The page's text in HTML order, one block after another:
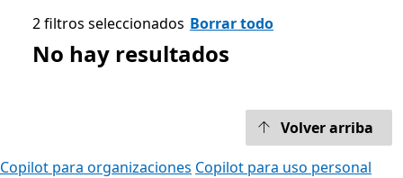
2 filtros seleccionados Borrar todo
No hay resultados
Volver arriba
Copilot para organizaciones Copilot para uso personal